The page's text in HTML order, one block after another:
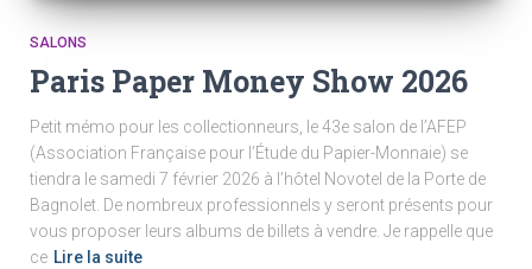
SALONS
Paris Paper Money Show 2026
Petit mémo pour les collectionneurs, le 43e salon de l’AFEP
(Association Française pour l’Étude du Papier-Monnaie) se
tiendra le samedi 7 février 2026 à l’hôtel Novotel de la Porte de
Bagnolet. De nombreux professionnels y seront présents pour
vous proposer leurs albums de billets à vendre. Je rappelle que
ce Lire la suite